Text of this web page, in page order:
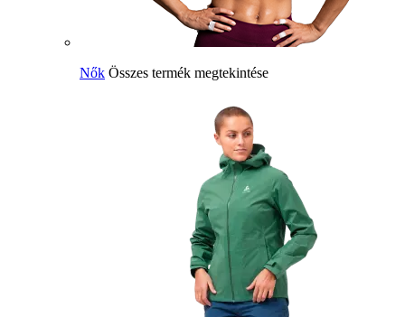
Nők Összes termék megtekintése